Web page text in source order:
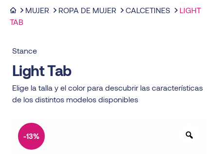
MUJER ROPA DE MUJER CALCETINES
LIGHT
TAB
Stance
Light Tab
Elige la talla y el color para descubrir las características
de los distintos modelos disponibles
-13%